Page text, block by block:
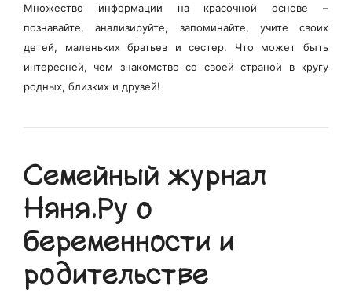
Множество информации на красочной основе –
познавайте, анализируйте, запоминайте, учите своих
детей, маленьких братьев и сестер. Что может быть
интересней, чем знакомство со своей страной в кругу
родных, близких и друзей!
Семейный журнал
Няня.Ру о
беременности и
родительстве